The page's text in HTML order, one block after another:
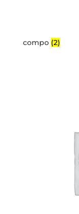
compo (2)